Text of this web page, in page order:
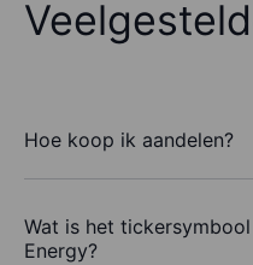
Hoe koop ik aandelen?
Wat is het
Energy?